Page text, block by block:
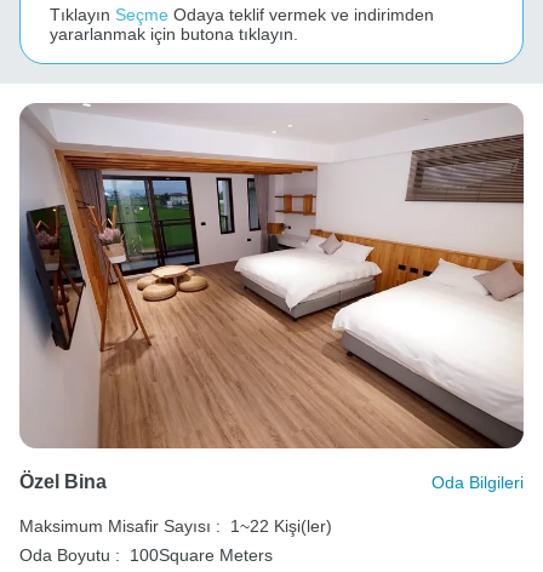
Tıklayın Seçme Odaya teklif vermek ve indirimden
yararlanmak için butona tıklayın.
Özel Bina Oda Bilgileri
Maksimum Misafir Sayısı :
1~22 Kişi(ler)
Oda Boyutu :
100Square Meters